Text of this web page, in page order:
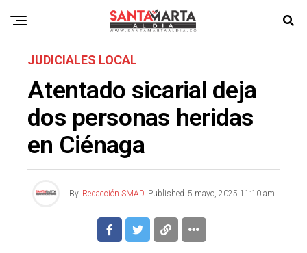
JUDICIALES LOCAL
Atentado sicarial deja
dos personas heridas
en Ciénaga
By Redacción SMAD Published 5 mayo, 2025 11:10 am